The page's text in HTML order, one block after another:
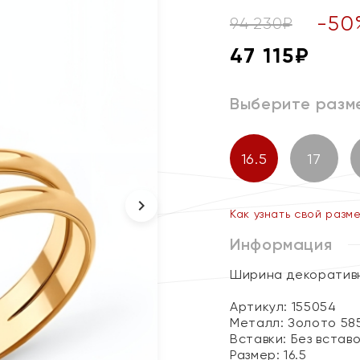
94 230₽ -50
47 115₽
Выберите
16.5 17
Как узнать свой
Информация
Ширина
Артикул: 155054
Металл:Золото
Вставки: Без
Размер:16.5